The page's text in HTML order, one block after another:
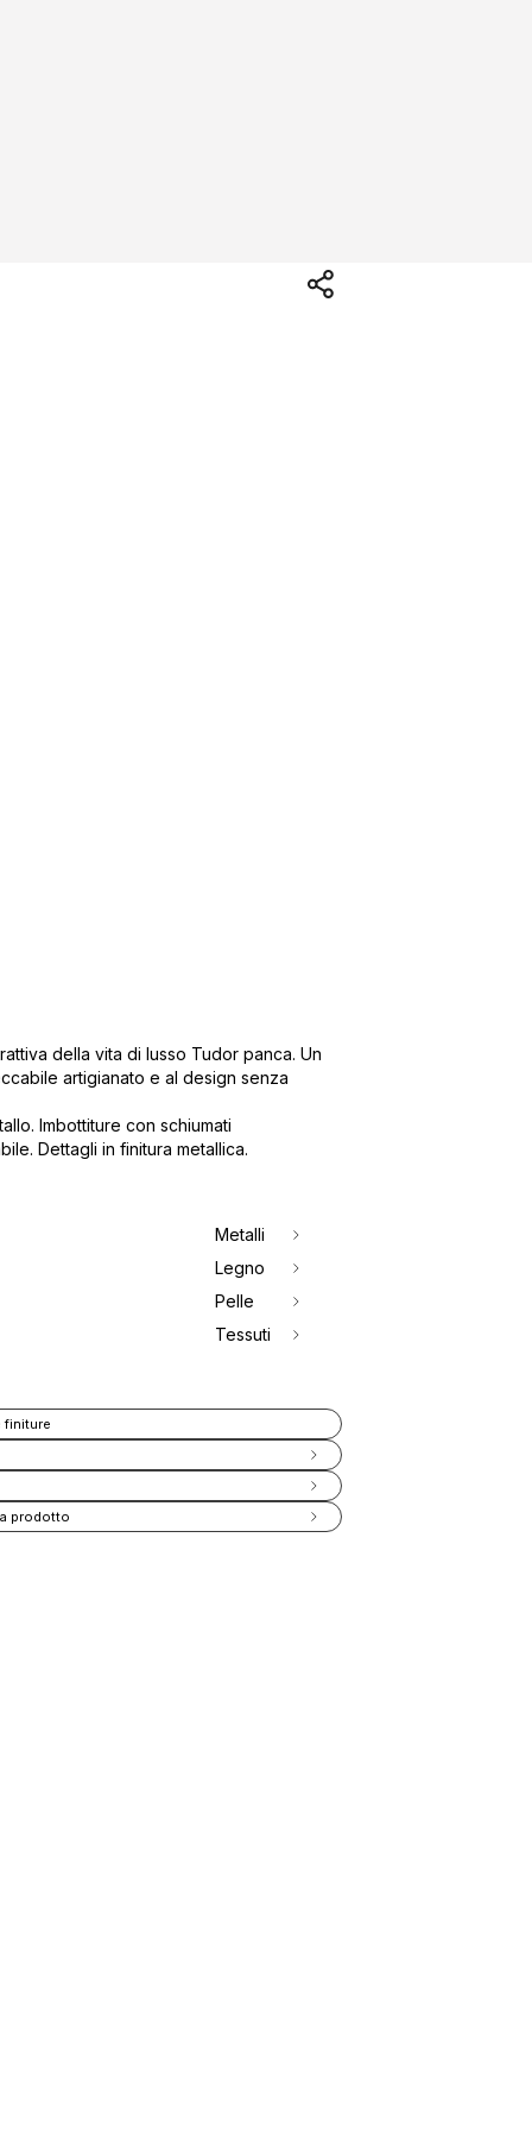
della vita di lusso Tudor panca. Un
artigianato e al design senza
Imbottiture con schiumati
Dettagli in finitura metallica.
Metalli
Legno
Pelle
Tessuti
finiture
prodotto